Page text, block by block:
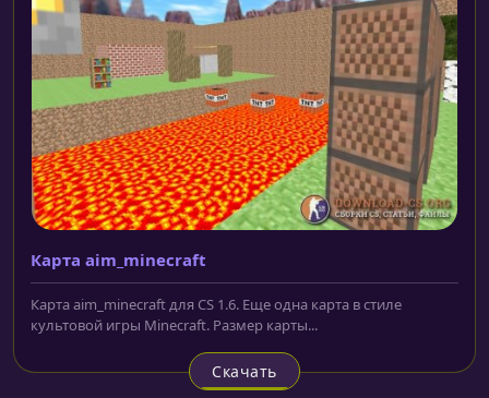
Карта aim_minecraft
Карта aim_minecraft для CS 1.6. Еще одна карта в стиле
культовой игры Minecraft. Размер карты...
Скачать